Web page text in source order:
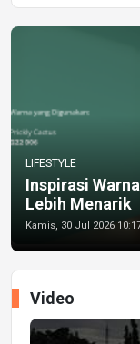
LIFESTYLE
Inspirasi
Lebih Menarik
Kamis, 30 Jul 2026
Video